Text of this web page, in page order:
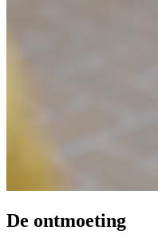
De ontmoeting